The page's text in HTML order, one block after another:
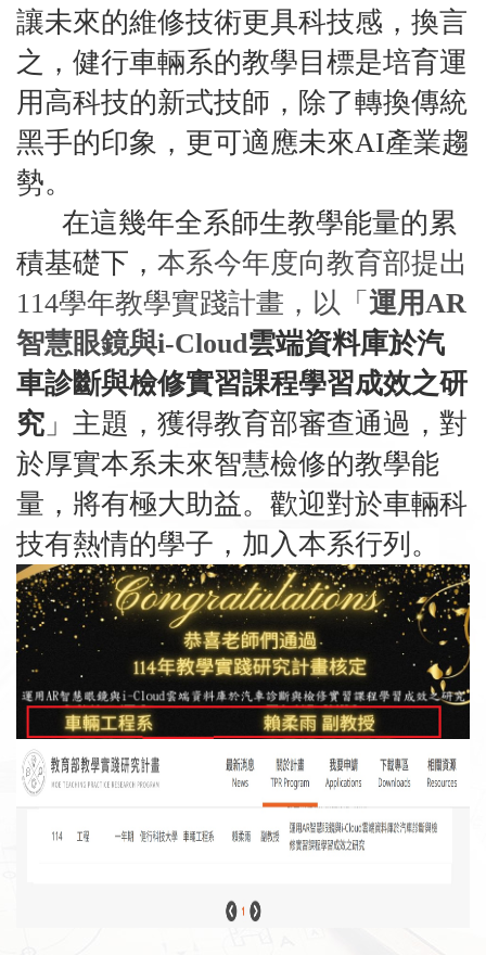
讓未來的維修技術更具科技感，換言
之，健行車輛系的教學目標是培育運
用高科技的新式技師，除了轉換傳統
黑手的印象，更可適應未來AI產業趨
勢。
在這幾年全系師生教學能量的累
積基礎下， 本系今年度向教育部提出
114學年教學實踐計畫，以「 運用AR
智慧眼鏡與i-Cloud雲端資料庫於汽
車診斷與檢修實習課程學習成效之研
究 」主題，獲得教育部審查通過，對
於厚實本系未來智慧檢修的教學能
量，將有極大助益。歡迎對於車輛科
技有熱情的學子，加入本系行列。